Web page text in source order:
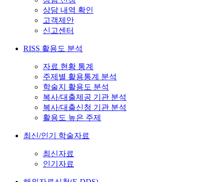
상담 내역 확인
고객제안
신고센터
RISS 활용도 분석
자료 현황 통계
주제별 활용통계 분석
학술지 활용도 분석
복사/대출제공 기관 분석
복사/대출신청 기관 분석
활용도 높은 주제
최신/인기 학술자료
최신자료
인기자료